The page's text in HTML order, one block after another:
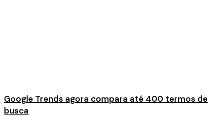
Google Trends agora compara até 400 termos de
busca